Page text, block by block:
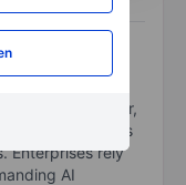
Its platform
through
robust API layer,
scale resources
Enterprises rely
AI